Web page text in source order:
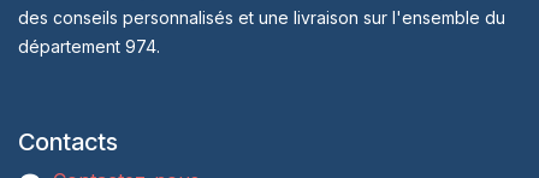
des conseils personnalisés et une livraison sur l'ensemble du
département 974.
Contacts